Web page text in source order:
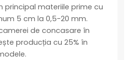
principal materiile prime cu
5 cm la 0,5-20 mm.
de concasare în
producția cu 25% în